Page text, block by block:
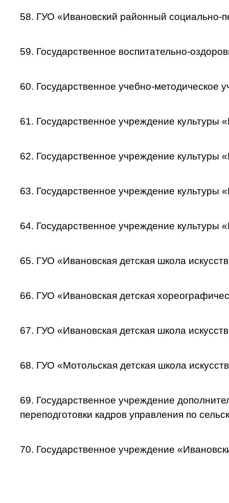
58. ГУО «Ивановский районный социально-
59. Государственное воспитательно-
60. Государственное учебно-методическое
61. Государственное учреждение
62. Государственное учреждение
63. Государственное учреждение
64. Государственное учреждение культуры
65. ГУО «Ивановская детская школа
66. ГУО «Ивановская детская
67. ГУО «Ивановская детская школа
68. ГУО «Мотольская детская школа
69. Государственное учреждение
переподготовки кадров управления по
70. Государственное учреждение